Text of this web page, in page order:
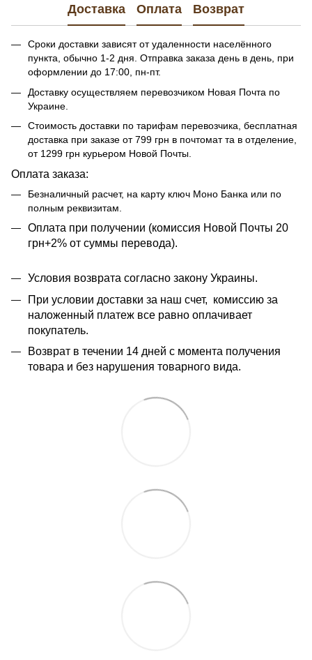
Доставка Оплата Возврат
Сроки доставки зависят от удаленности населённого
пункта, обычно 1-2 дня. Отправка заказа день в день, при
оформлении до 17:00, пн-пт.
Доставку осуществляем перевозчиком Новая Почта по
Украине.
Стоимость доставки по тарифам перевозчика, бесплатная
доставка при заказе от 799 грн в почтомат та в отделение,
от 1299 грн курьером Новой Почты.
Оплата заказа:
Безналичный расчет, на карту ключ Моно Банка или по
полным реквизитам.
​​Оплата при получении (комиссия Новой Почты 20
грн+2% от суммы перевода).
Условия возврата согласно закону Украины.
При условии доставки за наш счет, комиссию за
наложенный платеж все равно оплачивает
покупатель.
Возврат в течении 14 дней с момента получения
товара и без нарушения товарного вида.